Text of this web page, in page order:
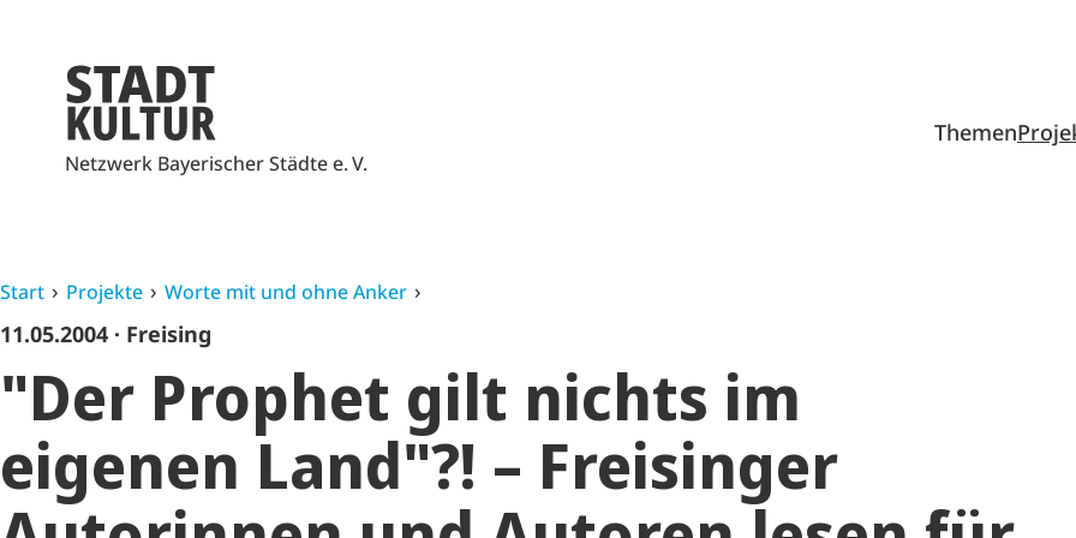
Netzwerk Bayerischer Städte e. V.
Themen
Start Projekte Worte mit und ohne Anker
11.05.2004 · Freising
"Der Prophet gilt nichts im
eigenen Land"?! – Freisinger